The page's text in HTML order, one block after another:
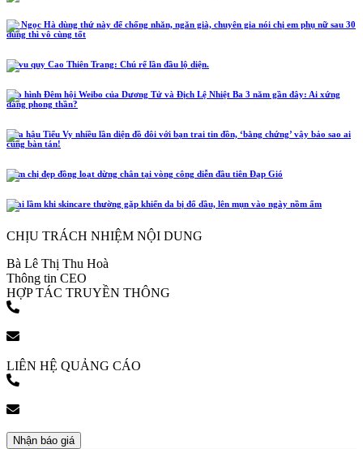
Hồ Ngọc Hà dùng thứ này để chống nhăn, ngăn già, chuyên gia nói chị em phụ nữ sau 30
dùng thì vô cùng tốt
Lễ vu quy Cao Thiên Trang: Chú rể lần đầu lộ diện.
Tạo hình Đêm hội Weibo của Dương Tử và Địch Lệ Nhiệt Ba 3 năm gần đây: Ai xứng
đáng phong thần?
Hoa hậu Tiểu Vy nhiều lần diện đồ đôi với bạn trai tin đồn, ‘bằng chứng’ vậy bảo sao ai
cũng bàn tán!
Năm chị đẹp đồng loạt dừng chân tại vòng công diễn đầu tiên Đạp Gió
4 sai lầm khi skincare thường gặp khiến da bị đổ dầu, lên mụn vào ngày nồm ẩm
CHỊU TRÁCH NHIỆM NỘI DUNG
Bà Lê Thị Thu Hoà
Thông tin CEO
HỢP TÁC TRUYỀN THÔNG
LIÊN HỆ QUẢNG CÁO
Nhận báo giá